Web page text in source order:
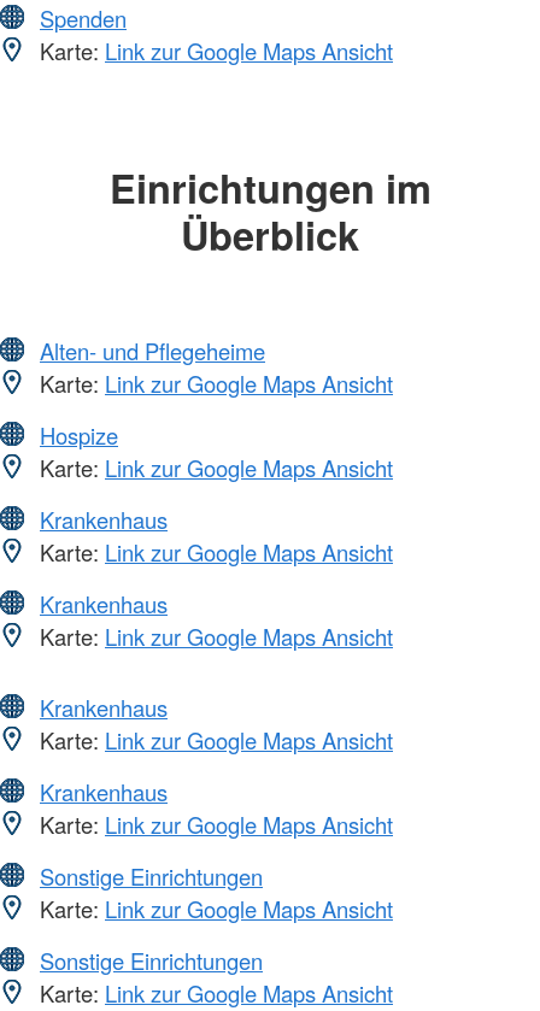
Spenden
Karte: Link zur Google Maps Ansicht
Einrichtungen im
Überblick
Alten- und Pflegeheime
Karte: Link zur Google Maps Ansicht
Hospize
Karte: Link zur Google Maps Ansicht
Krankenhaus
Karte: Link zur Google Maps Ansicht
Krankenhaus
Karte: Link zur Google Maps Ansicht
Krankenhaus
Karte: Link zur Google Maps Ansicht
Krankenhaus
Karte: Link zur Google Maps Ansicht
Sonstige Einrichtungen
Karte: Link zur Google Maps Ansicht
Sonstige Einrichtungen
Karte: Link zur Google Maps Ansicht